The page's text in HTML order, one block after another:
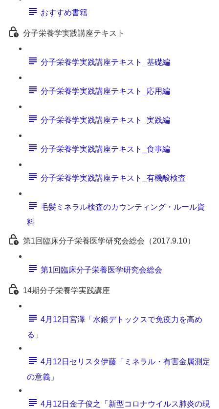
おすすめ書籍
分子栄養学実践講座テキスト
分子栄養学実践講座テキスト_基礎編
分子栄養学実践講座テキスト_応用編
分子栄養学実践講座テキスト_実践編
分子栄養学実践講座テキスト_食事編
分子栄養学実践講座テキスト_有機酸検査
毛髪ミネラル検査のカウンティング・ルール資
料
第1回臨床分子栄養医学研究会総会（2017.9.10）
第1回臨床分子栄養医学研究会総会
14期分子栄養学実践講座
4月12日宮澤「水銀デトックスで免疫力を高め
る」
4月12日セリスタ伊藤「ミネラル・有害金属測定
の意義」
4月12日金子俊之「新型コロナウイルス肺炎の現